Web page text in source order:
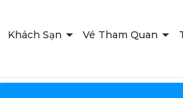
Khách Sạn Vé Tham Quan